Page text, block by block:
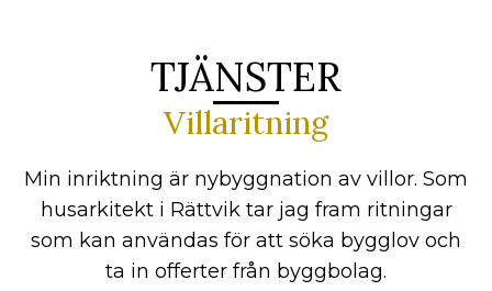
TJÄNSTER
Villaritning
Min inriktning är nybyggnation av villor. Som
husarkitekt i Rättvik tar jag fram ritningar
som kan användas för att söka bygglov och
ta in offerter från byggbolag.